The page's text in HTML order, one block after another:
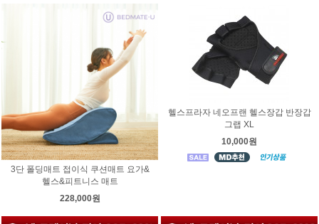
3단 폴딩매트 접이식 쿠션매트 요가&
헬스&피트니스 매트
228,000원
헬스프라자 네오프랜 헬스장갑 반장갑
그랩 XL
10,000원